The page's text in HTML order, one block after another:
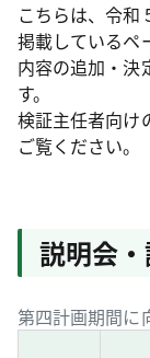
こちらは、令和
掲載しているペ
内容の追加・決
す。
検証主任者向け
ご覧ください。
説明会
第四計画期間に